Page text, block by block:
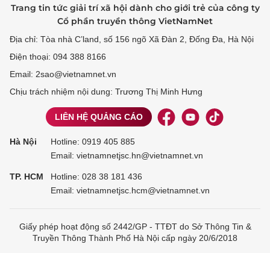
Trang tin tức giải trí xã hội dành cho giới trẻ của công ty
Cổ phần truyền thông VietNamNet
Địa chỉ: Tòa nhà C’land, số 156 ngõ Xã Đàn 2, Đống Đa, Hà Nội
Điện thoại: 094 388 8166
Email: 2sao@vietnamnet.vn
Chịu trách nhiệm nội dung: Trương Thị Minh Hưng
LIÊN HỆ QUẢNG CÁO
Hà Nội Hotline: 0919 405 885
Email: vietnamnetjsc.hn@vietnamnet.vn
TP. HCM Hotline: 028 38 181 436
Email: vietnamnetjsc.hcm@vietnamnet.vn
Giấy phép hoạt động số 2442/GP - TTĐT do Sở Thông Tin &
Truyền Thông Thành Phố Hà Nội cấp ngày 20/6/2018